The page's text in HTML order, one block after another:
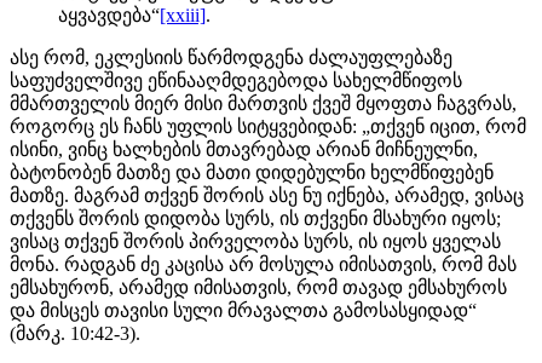
აყვავდება“[xxiii].
ასე რომ, ეკლესიის წარმოდგენა ძალაუფლებაზე
საფუძველშივე ეწინააღმდეგებოდა სახელმწიფოს
მმართველის მიერ მისი მართვის ქვეშ მყოფთა ჩაგვრას,
როგორც ეს ჩანს უფლის სიტყვებიდან: „თქვენ იცით, რომ
ისინი, ვინც ხალხების მთავრებად არიან მიჩნეულნი,
ბატონობენ მათზე და მათი დიდებულნი ხელმწიფებენ
მათზე. მაგრამ თქვენ შორის ასე ნუ იქნება, არამედ, ვისაც
თქვენს შორის დიდობა სურს, ის თქვენი მსახური იყოს;
ვისაც თქვენ შორის პირველობა სურს, ის იყოს ყველას
მონა. რადგან ძე კაცისა არ მოსულა იმისათვის, რომ მას
ემსახურონ, არამედ იმისათვის, რომ თავად ემსახუროს
და მისცეს თავისი სული მრავალთა გამოსასყიდად“
(მარკ. 10:42-3).